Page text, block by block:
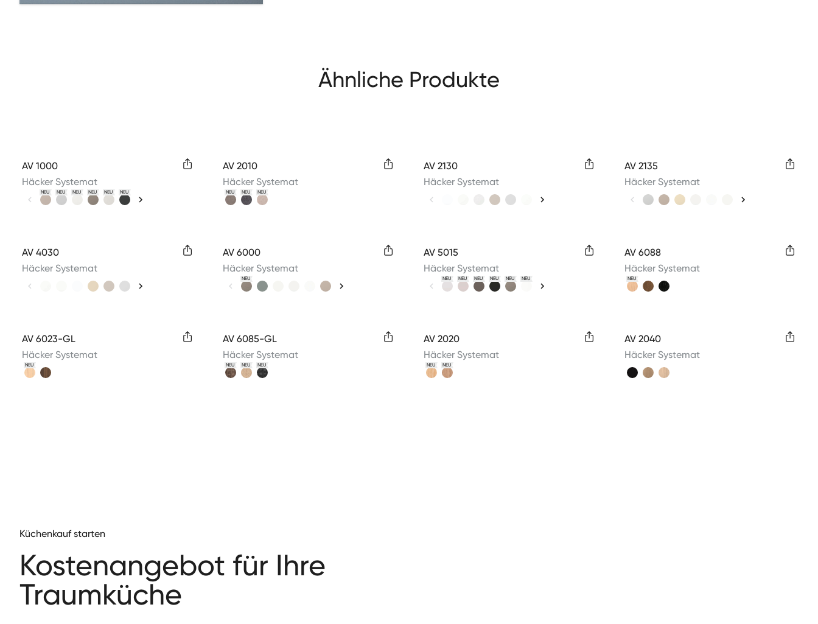
Ähnliche Produkte
AV 1000
Häcker Systemat
NEU NEU NEU NEU NEU NEU
AV 2010
Häcker Systemat
NEU NEU NEU
AV 2130
Häcker Systemat
AV 2135
Häcker Systemat
AV 4030
Häcker Systemat
AV 6000
Häcker Systemat
NEU
AV 5015
Häcker Systemat
NEU NEU NEU NEU NEU NEU
AV 6088
Häcker Systemat
NEU
AV 6023-GL
Häcker Systemat
NEU
AV 6085-GL
Häcker Systemat
NEU NEU NEU
AV 2020
Häcker Systemat
NEU NEU
AV 2040
Häcker Systemat
Küchenkauf starten
Kos­te­nange­bot für Ihre
Traumküche